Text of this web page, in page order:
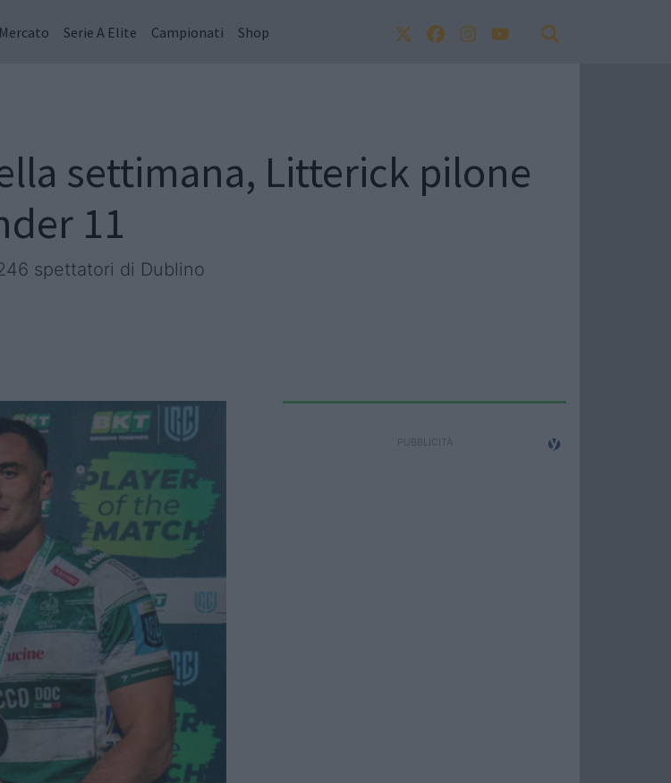
Mercato Serie A Elite Campionati Shop
settimana, Litterick pilone
11
spettatori di Dublino